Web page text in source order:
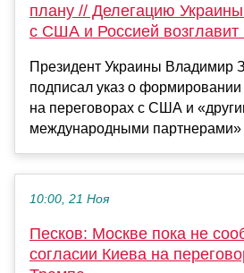
плану // Делегацию
с США и Россией возглавит
Президент Украины Владимир
подписал указ о формировании
на переговорах с США и
международными партнерами»
10:00, 21 Ноя
Песков: Москве пока не
согласии Киева на